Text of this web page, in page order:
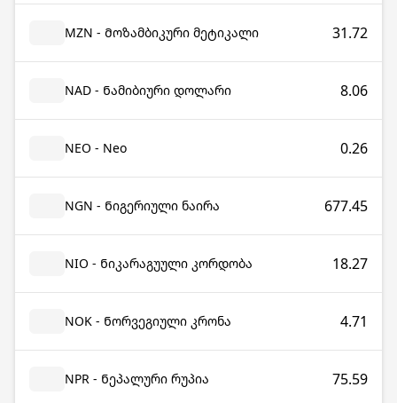
MZN - Მოზამბიკური მეტიკალი 31.72
NAD - Ნამიბიური დოლარი 8.06
NEO - Neo 0.26
NGN - Ნიგერიული ნაირა 677.45
NIO - Ნიკარაგუული კორდობა 18.27
NOK - Ნორვეგიული კრონა 4.71
NPR - Ნეპალური რუპია 75.59